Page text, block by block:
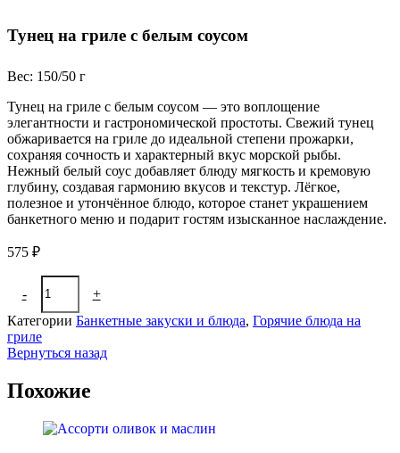
Тунец на гриле с белым соусом
Вес: 150/50 г
Тунец на гриле с белым соусом — это воплощение
элегантности и гастрономической простоты. Свежий тунец
обжаривается на гриле до идеальной степени прожарки,
сохраняя сочность и характерный вкус морской рыбы.
Нежный белый соус добавляет блюду мягкость и кремовую
глубину, создавая гармонию вкусов и текстур. Лёгкое,
полезное и утончённое блюдо, которое станет украшением
банкетного меню и подарит гостям изысканное наслаждение.
575 ₽
-
Количество
товара
Тунец
на
гриле
с
соусом
+
Категории Банкетные закуски и блюда, Горячие блюда на
гриле
Вернуться назад
Похожие